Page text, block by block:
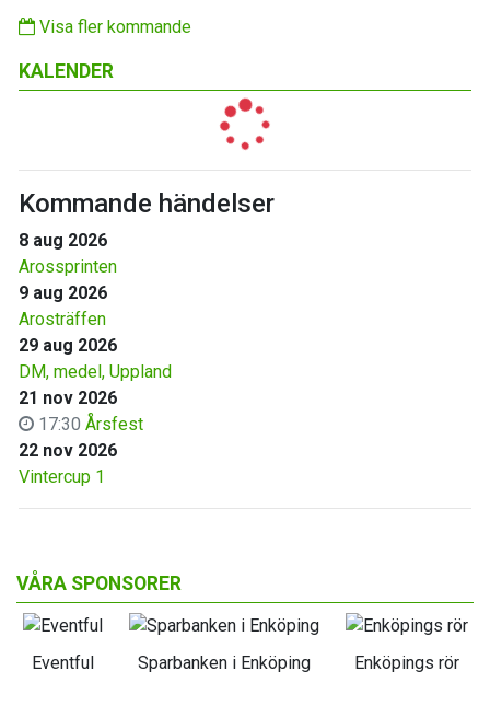
Visa fler kommande
KALENDER
Kommande händelser
8 aug 2026
Arossprinten
9 aug 2026
Arosträffen
29 aug 2026
DM, medel, Uppland
21 nov 2026
17:30 Årsfest
22 nov 2026
Vintercup 1
VÅRA SPONSORER
Eventful Sparbanken i Enköping Enköpings rör